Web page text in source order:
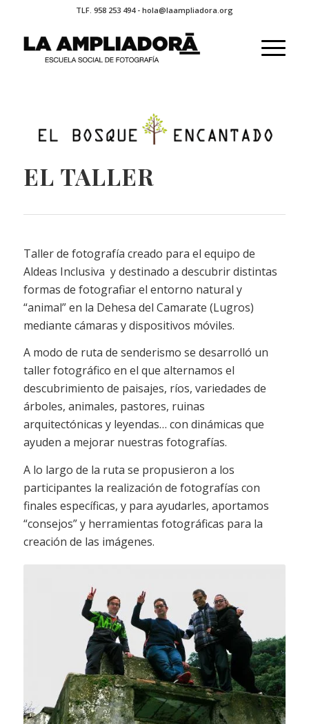
TLF. 958 253 494 - hola@laampliadora.org
EL TALLER
Taller de fotografía creado para el equipo de
Aldeas Inclusiva y destinado a descubrir distintas
formas de fotografiar el entorno natural y
“animal” en la Dehesa del Camarate (Lugros)
mediante cámaras y dispositivos móviles.
A modo de ruta de senderismo se desarrolló un
taller fotográfico en el que alternamos el
descubrimiento de paisajes, ríos, variedades de
árboles, animales, pastores, ruinas
arquitectónicas y leyendas… con dinámicas que
ayuden a mejorar nuestras fotografías.
A lo largo de la ruta se propusieron a los
participantes la realización de fotografías con
finales específicas, y para ayudarles, aportamos
“consejos” y herramientas fotográficas para la
creación de las imágenes.